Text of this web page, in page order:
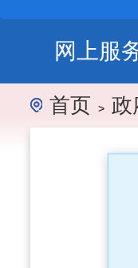
网上服
首页 > 政